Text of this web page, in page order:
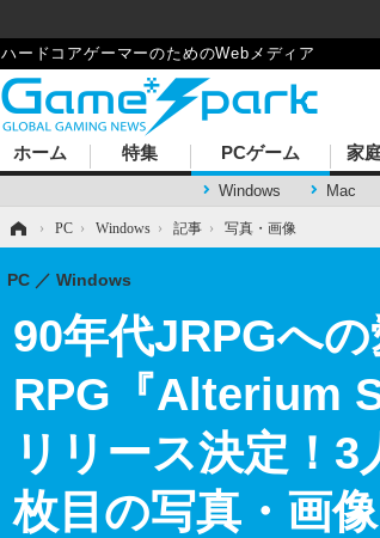
ハードコアゲーマーのためのWebメディア
ホーム 特集 PCゲーム
Windows Mac
家
› PC › Windows › 記事 › 写真・画像
90年代JRPGへ
RPG『Alterium
リリース決定！
枚目の写真・画像
PC Windows